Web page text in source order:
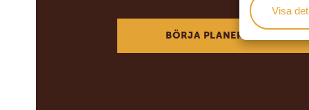
Visa
BÖRJA PLANERA DIN